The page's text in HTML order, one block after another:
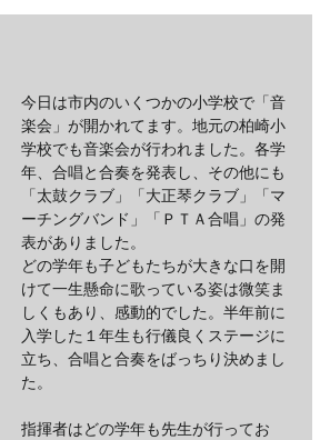
今日は市内のいくつかの小学校で「音
楽会」が開かれてます。地元の柏崎小
学校でも音楽会が行われました。各学
年、合唱と合奏を発表し、その他にも
「太鼓クラブ」「大正琴クラブ」「マ
ーチングバンド」「ＰＴＡ合唱」の発
表がありました。
どの学年も子どもたちが大きな口を開
けて一生懸命に歌っている姿は微笑ま
しくもあり、感動的でした。半年前に
入学した１年生も行儀良くステージに
立ち、合唱と合奏をばっちり決めまし
た。
指揮者はどの学年も先生が行ってお